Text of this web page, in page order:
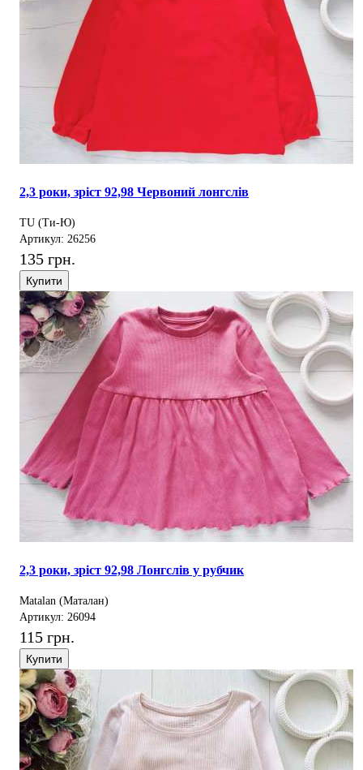
2,3 роки, зріст 92,98 Червоний лонгслів
TU (Ти-Ю)
Артикул: 26256
135 грн.
Купити
2,3 роки, зріст 92,98 Лонгслів у рубчик
Matalan (Маталан)
Артикул: 26094
115 грн.
Купити